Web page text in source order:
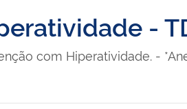
-
com Hiperatividade. -